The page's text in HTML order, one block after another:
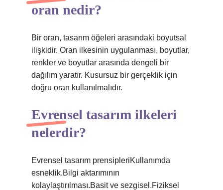
oran nedir?
Bir oran, tasarım öğeleri arasındaki boyutsal
ilişkidir. Oran ilkesinin uygulanması, boyutlar,
renkler ve boyutlar arasında dengeli bir
dağılım yaratır. Kusursuz bir gerçeklik için
doğru oran kullanılmalıdır.
Evrensel tasarım ilkeleri
nelerdir?
Evrensel tasarım prensipleriKullanımda
esneklik.Bilgi aktarımının
kolaylaştırılması.Basit ve sezgisel.Fiziksel